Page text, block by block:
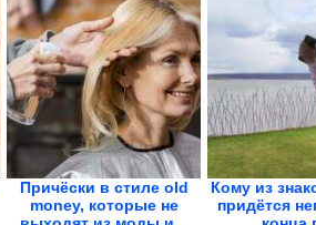
Причёски в стиле old
money, которые не
Кому из
придётся